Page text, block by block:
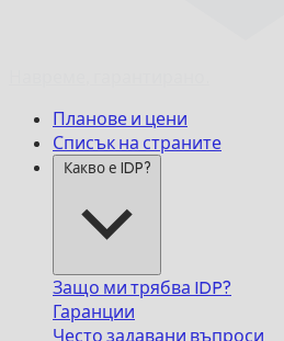
Планове и цени
Списък на страните
Какво е IDP?
Защо ми трябва IDP?
Гаранции
Често задавани въпроси